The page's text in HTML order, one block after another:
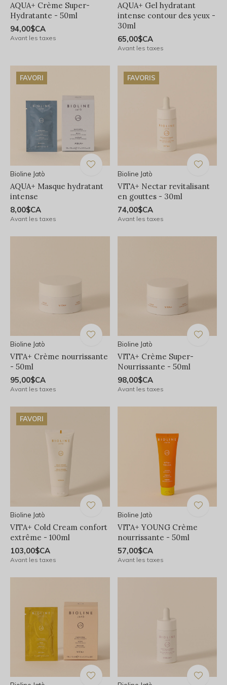
AQUA+ Crème Super-
Hydratante - 50ml
94,00$CA
Avant les taxes
AQUA+ Gel hydratant
intense contour des yeux -
30ml
65,00$CA
Avant les taxes
FAVORI
Bioline Jatò
AQUA+ Masque hydratant
intense
8,00$CA
Avant les taxes
FAVORIS
Bioline Jatò
VITA+ Nectar revitalisant
en gouttes - 30ml
74,00$CA
Avant les taxes
Bioline Jatò
VITA+ Crème nourrissante
- 50ml
95,00$CA
Avant les taxes
Bioline Jatò
VITA+ Crème Super-
Nourrissante - 50ml
98,00$CA
Avant les taxes
FAVORI
Bioline Jatò
VITA+ Cold Cream confort
extrême - 100ml
103,00$CA
Avant les taxes
Bioline Jatò
VITA+ YOUNG Crème
nourrissante - 50ml
57,00$CA
Avant les taxes